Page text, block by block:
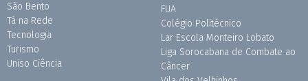
São Bento
Tá na Rede
Tecnologia
Turismo
Uniso Ciência
FUA
Colégio Politécnico
Lar Escola Monteiro Lobato
Liga Sorocabana de Combate ao
Câncer